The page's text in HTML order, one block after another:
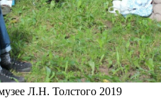
Л.Н. Толстого 2019